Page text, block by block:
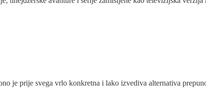
je prije svega vrlo konkretna i lako izvediva alternativa